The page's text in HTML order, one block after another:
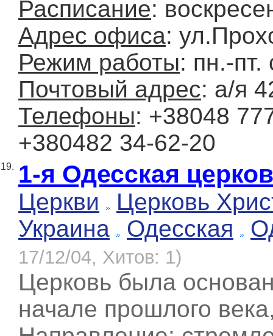
Расписание:
Адрес офиса:
Режим работы: пн.-
Почтовый адрес: а/я
Телефоны: +38048
+380482 34-62-20
19. 1-я Одесская
Церкви
Церковь
Украина
Одесская
17/12/04, Хитов: 1)
Церковь была
начале прошлого